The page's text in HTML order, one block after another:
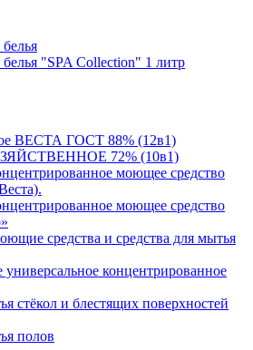
"SPA Collection" 1 литр
ВЕСТА ГОСТ 88% (12в1)
72% (10в1)
моющее средство
моющее средство
средства и средства для мытья
концентрированное
стёкол и блестящих поверхностей
полов